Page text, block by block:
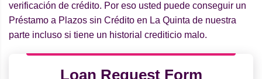
verificación de crédito. Por eso usted puede conseguir un
Préstamo a Plazos sin Crédito en La Quinta de nuestra
parte incluso si tiene un historial crediticio malo.
Loan Request Form